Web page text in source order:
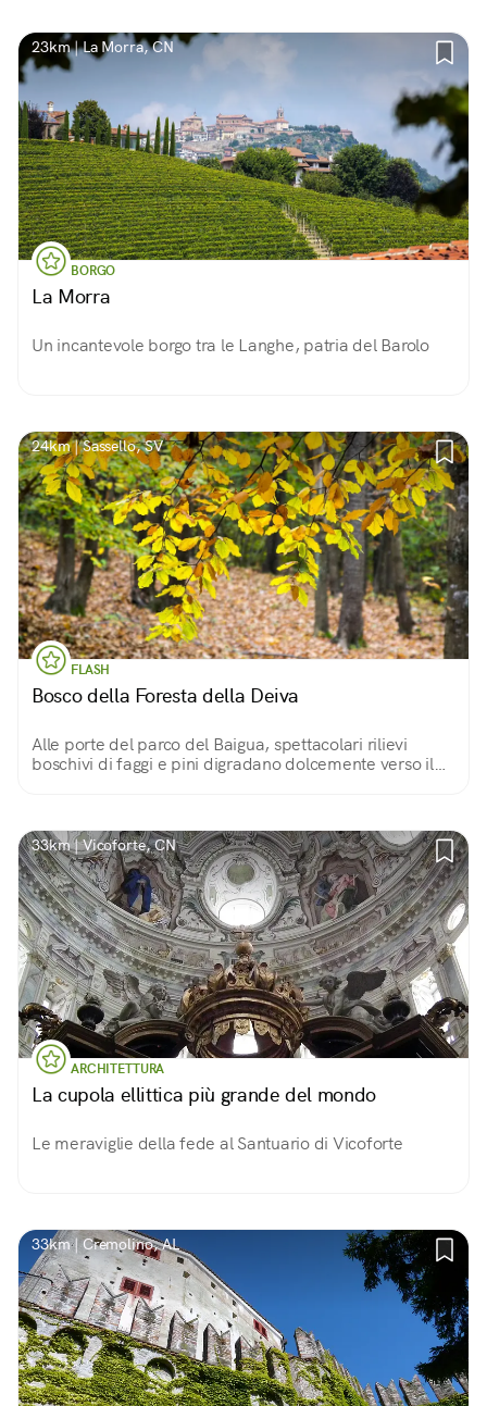
23km | La Morra, CN
BORGO
La Morra
Un incantevole borgo tra le Langhe, patria del Barolo
24km | Sassello, SV
FLASH
Bosco della Foresta della Deiva
Alle porte del parco del Baigua, spettacolari rilievi
boschivi di faggi e pini digradano dolcemente verso il
33km | Vicoforte, CN
ARCHITETTURA
La cupola ellittica più grande del mondo
Le meraviglie della fede al Santuario di Vicoforte
33km | Cremolino, AL